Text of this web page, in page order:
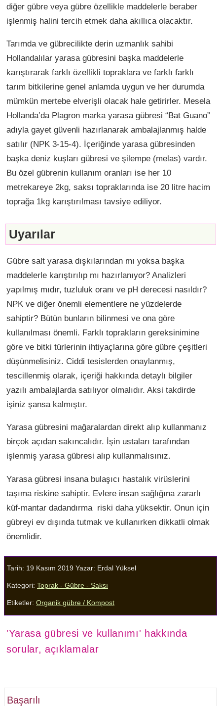
diğer gübre veya gübre özellikle maddelerle beraber
işlenmiş halini tercih etmek daha akıllıca olacaktır.
Tarımda ve gübrecilikte derin uzmanlık sahibi
Hollandalılar yarasa gübresini başka maddelerle
karıştırarak farklı özellikli topraklara ve farklı farklı
tarım bitkilerine genel anlamda uygun ve her durumda
mümkün mertebe elverişli olacak hale getirirler. Mesela
Hollanda’da Plagron marka yarasa gübresi “Bat Guano”
adıyla gayet güvenli hazırlanarak ambalajlanmış halde
satılır (NPK 3-15-4). İçeriğinde yarasa gübresinden
başka deniz kuşları gübresi ve şilempe (melas) vardır.
Bu özel gübrenin kullanım oranları ise her 10
metrekareye 2kg, saksı topraklarında ise 20 litre hacim
toprağa 1kg karıştırılması tavsiye ediliyor.
Uyarılar
Gübre salt yarasa dışkılarından mı yoksa başka
maddelerle karıştırılıp mı hazırlanıyor? Analizleri
yapılmış mıdır, tuzluluk oranı ve pH derecesi nasıldır?
NPK ve diğer önemli elementlere ne yüzdelerde
sahiptir? Bütün bunların bilinmesi ve ona göre
kullanılması önemli. Farklı toprakların gereksinimine
göre ve bitki türlerinin ihtiyaçlarına göre gübre çeşitleri
düşünmelisiniz. Ciddi tesislerden onaylanmış,
tescillenmiş olarak, içeriği hakkında detaylı bilgiler
yazılı ambalajlarda satılıyor olmalıdır. Aksi takdirde
işiniz şansa kalmıştır.
Yarasa gübresini mağaralardan direkt alıp kullanmanız
birçok açıdan sakıncalıdır. İşin ustaları tarafından
işlenmiş yarasa gübresi alıp kullanmalısınız.
Yarasa gübresi insana bulaşıcı hastalık virüslerini
taşıma riskine sahiptir. Evlere insan sağlığına zararlı
küf-mantar dadandırma riski daha yüksektir. Onun için
gübreyi ev dışında tutmak ve kullanırken dikkatli olmak
önemlidir.
Tarih: 19 Kasım 2019 Yazar: Erdal Yüksel
Kategori: Toprak - Gübre - Saksı
Etiketler: Organik gübre / Kompost
'Yarasa gübresi ve kullanımı' hakkında
sorular, açıklamalar
Başarılı